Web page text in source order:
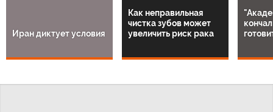
Иран диктует условия
Как неправильная
чистка зубов может
увеличить риск рака